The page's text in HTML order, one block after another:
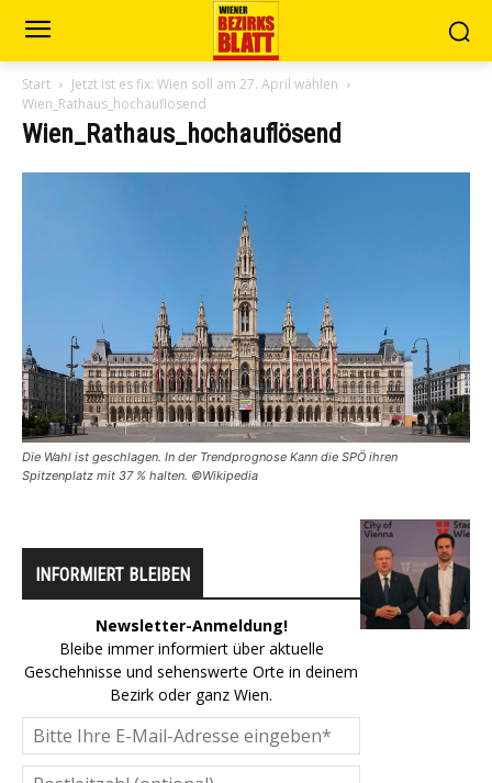
Start
Jetzt ist es fix: Wien soll am 27. April wählen
Wien_Rathaus_hochauflösend
Wien_Rathaus_hochauflösend
Die Wahl ist geschlagen. In der Trendprognose Kann die SPÖ ihren
Spitzenplatz mit 37 % halten. ©Wikipedia
INFORMIERT BLEIBEN
Newsletter-Anmeldung!
Bleibe immer informiert über aktuelle
Geschehnisse und sehenswerte Orte in deinem
Bezirk oder ganz Wien.